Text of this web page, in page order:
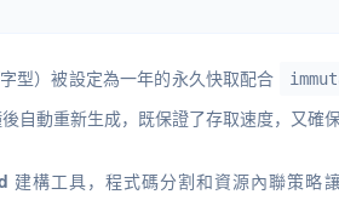
型）被設定為一年的永久快取配合
自動重新生成，既保證了存取速度，又確保
建構工具，程式碼分割和資源內聯策略